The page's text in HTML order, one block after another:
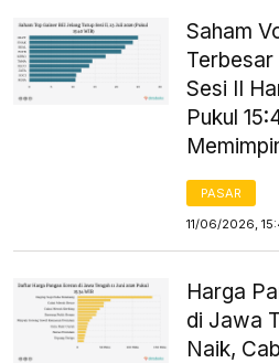
Saham
Terbesar
Sesi II
Pukul
PASAR
11/06/2026,
Harga
di Jawa
Naik,